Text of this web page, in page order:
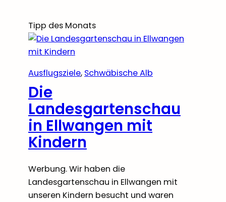
Tipp des Monats
Ausflugsziele, Schwäbische Alb
Die
Landesgartenschau
in Ellwangen mit
Kindern
Werbung. Wir haben die
Landesgartenschau in Ellwangen mit
unseren Kindern besucht und waren